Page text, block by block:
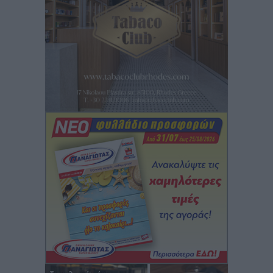
Κικίλιας: Μειώθηκαν κατά 34% οι μεταναστευτικές
ροές στα θαλάσσια σύνορα
Ειδήσεις
Κως: Γερμανός τουρίστας κέρδισε αποζημίωση 900
ευρώ επειδή δεν βρήκε ξαπλώστρες στις
οικογενειακές διακοπές του
Τοπικές Ειδήσεις• πριν 12 ώρες
Ο γεωεντοπισμός μέσω 112 «έσωσε» Δανό περιπατητή
στη Ρόδο
Τοπικές Ειδήσεις• πριν 12 ώρες
Σύμη: Ανασύρθηκε σορός άνδρα – Εξετάζεται αν είναι
ο 8ος Γερμανός που αγνοούνταν μετά την παράσυρσή
ιστιοφόρου
Τοπικές Ειδήσεις• πριν 12 ώρες